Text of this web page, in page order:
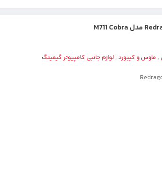
, ماوس و کیبورد,لوازم جانبی کامپیوتر گیمینگ